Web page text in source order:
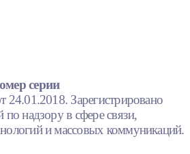
серии
Зарегистрировано
надзору в сфере связи,
и массовых коммуникаций.